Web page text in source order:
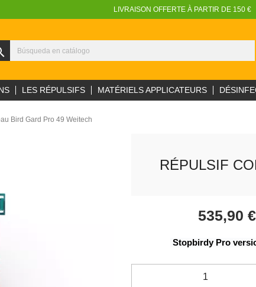
LIVRAISON OFFERTE À PARTIR DE 150 €
LES RÉPULSIFS MATÉRIELS APPLICATEURS
Bird Gard Pro 49 Weitech
RÉPULSIF
535,90 €
Stopbirdy Pro